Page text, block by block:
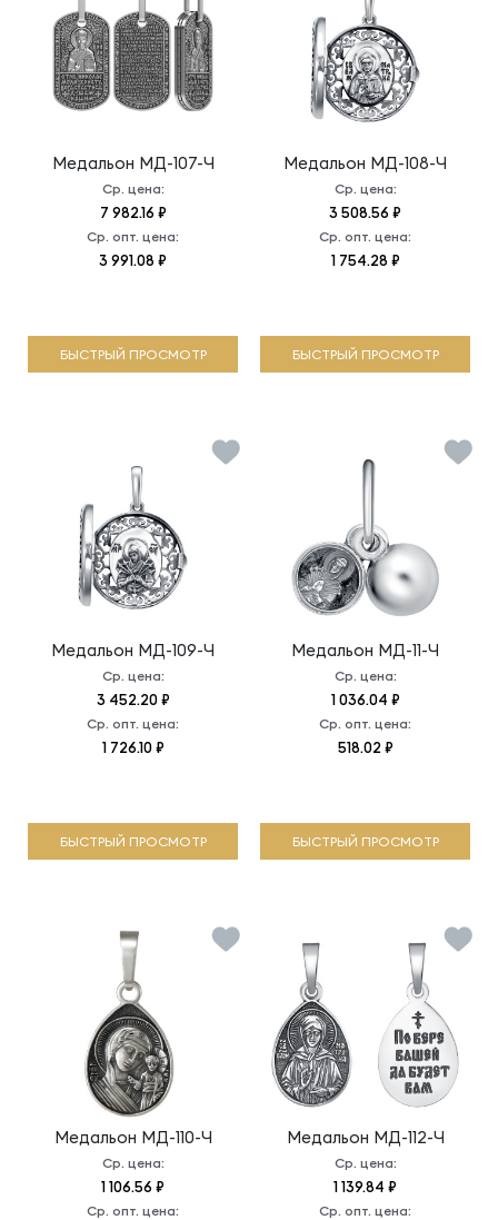
Медальон МД-107-Ч
Ср. цена:
7 982.16 ₽
Ср. опт. цена:
3 991.08 ₽
БЫСТРЫЙ ПРОСМОТР
Медальон МД-108-Ч
Ср. цена:
3 508.56 ₽
Ср. опт. цена:
1 754.28 ₽
БЫСТРЫЙ ПРОСМОТР
Медальон МД-109-Ч
Ср. цена:
3 452.20 ₽
Ср. опт. цена:
1 726.10 ₽
БЫСТРЫЙ ПРОСМОТР
Медальон МД-11-Ч
Ср. цена:
1 036.04 ₽
Ср. опт. цена:
518.02 ₽
БЫСТРЫЙ ПРОСМОТР
Медальон МД-110-Ч
Ср. цена:
1 106.56 ₽
Ср. опт. цена:
Медальон МД-112-Ч
Ср. цена:
1 139.84 ₽
Ср. опт. цена: